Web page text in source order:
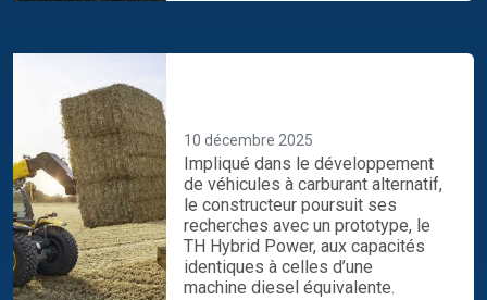
10 décembre 2025
Impliqué dans le développement
de véhicules à carburant alternatif,
le constructeur poursuit ses
recherches avec un prototype, le
TH Hybrid Power, aux capacités
identiques à celles d’une
machine diesel équivalente.